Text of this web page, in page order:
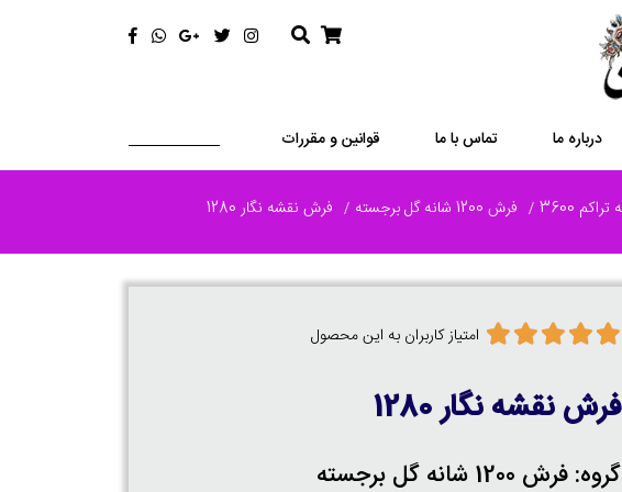
درباره ما تماس با ما قوانین و مقررات
فرش 1200 شانه گل برجسته فرش نقشه نگار 1280
امتیاز کاربران به این محصول
فرش نقشه نگار 1280
گروه: فرش 1200 شانه گل برجسته